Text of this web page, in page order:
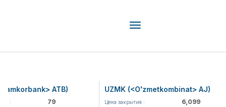
Toggle
ATB) UZMK (<O'zmetkombinat> AJ)
Цена закрытия : 6,099